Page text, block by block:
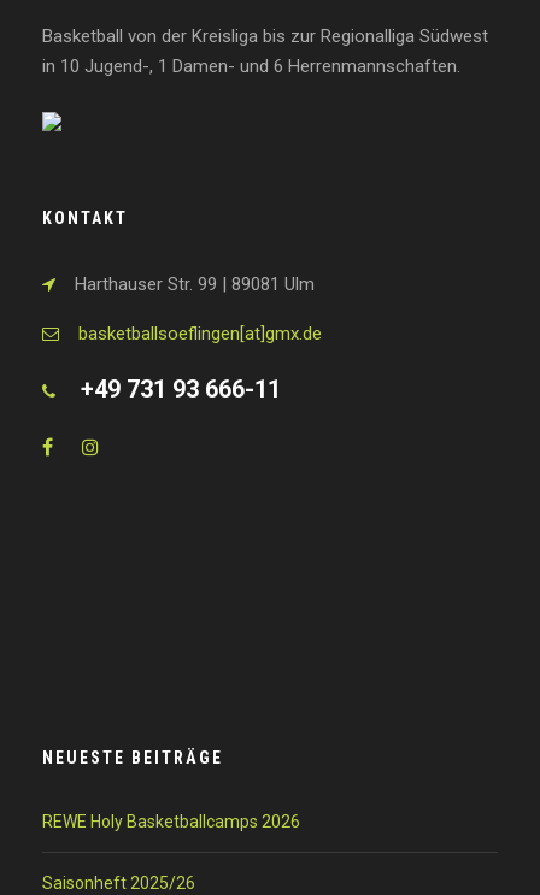
Basketball von der Kreisliga bis zur Regionalliga Südwest
in 10 Jugend-, 1 Damen- und 6 Herrenmannschaften.
KONTAKT
Harthauser Str. 99 | 89081 Ulm
basketballsoeflingen[at]gmx.de
+49 731 93 666-11
NEUESTE BEITRÄGE
REWE Holy Basketballcamps 2026
Saisonheft 2025/26